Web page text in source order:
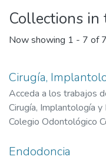
Collections
Now showing 1 - 7 of 7
Cirugía,
Acceda a los trabajos
Cirugía, Implantología
Colegio Odontológico
Endodoncia